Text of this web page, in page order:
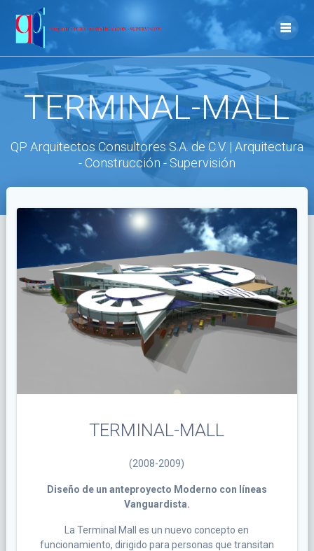
TERMINAL-MALL
QP Arquitectos Consultores S.A. de C.V. | Arquitectura
- Construcción - Supervisión
TERMINAL-MALL
(2008-2009)
Diseño de un anteproyecto Moderno con líneas
Vanguardista.
La Terminal Mall es un nuevo concepto en
funcionamiento, dirigido para personas que transitan